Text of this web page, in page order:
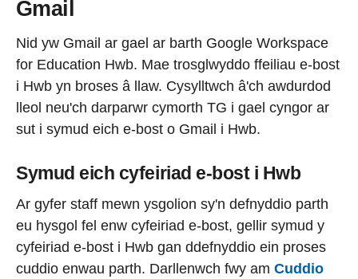
Gmail
Nid yw Gmail ar gael ar barth Google Workspace
for Education Hwb. Mae trosglwyddo ffeiliau e-bost
i Hwb yn broses â llaw. Cysylltwch â'ch awdurdod
lleol neu'ch darparwr cymorth TG i gael cyngor ar
sut i symud eich e-bost o Gmail i Hwb.
Symud eich cyfeiriad e-bost i Hwb
Ar gyfer staff mewn ysgolion sy'n defnyddio parth
eu hysgol fel enw cyfeiriad e-bost, gellir symud y
cyfeiriad e-bost i Hwb gan ddefnyddio ein proses
cuddio enwau parth. Darllenwch fwy am Cuddio